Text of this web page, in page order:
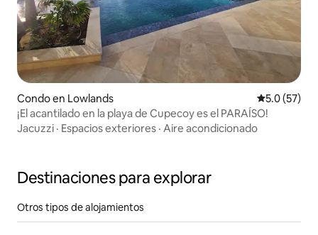
Condo en Lowlands Calificación
5.0 (57)
¡El acantilado en la playa de Cupecoy es el PARAÍSO!
Jacuzzi · Espacios exteriores · Aire acondicionado
Destinaciones para explorar
Otros tipos de alojamientos